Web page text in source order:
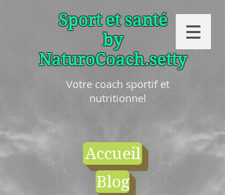
Sport et santé
by
NaturoCoach.setty
Votre coach sportif et
nutritionnel
Accueil
Blog